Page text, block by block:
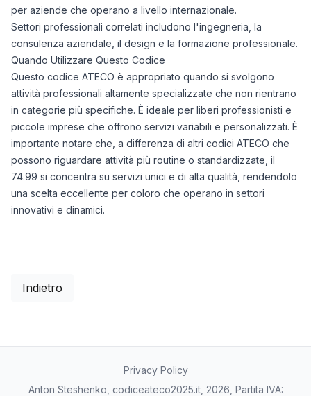
per aziende che operano a livello internazionale.
Settori professionali correlati includono l'ingegneria, la
consulenza aziendale, il design e la formazione professionale.
Quando Utilizzare Questo Codice
Questo codice ATECO è appropriato quando si svolgono
attività professionali altamente specializzate che non rientrano
in categorie più specifiche. È ideale per liberi professionisti e
piccole imprese che offrono servizi variabili e personalizzati. È
importante notare che, a differenza di altri codici ATECO che
possono riguardare attività più routine o standardizzate, il
74.99 si concentra su servizi unici e di alta qualità, rendendolo
una scelta eccellente per coloro che operano in settori
innovativi e dinamici.
Indietro
Privacy Policy
Anton Steshenko, codiceateco2025.it, 2026, Partita IVA: